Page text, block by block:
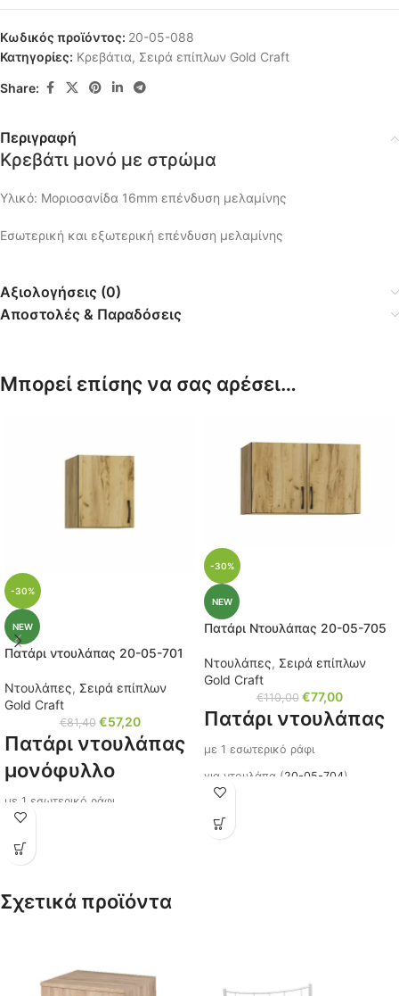
Κωδικός προϊόντος: 20-05-088
Κατηγορίες: Κρεβάτια, Σειρά επίπλων Gold Craft
Share:
Περιγραφή
Κρεβάτι μονό με στρώμα
Υλικό: Μοριοσανίδα 16mm επένδυση μελαμίνης
Εσωτερική και εξωτερική επένδυση μελαμίνης
Αξιολογήσεις (0)
Αποστολές & Παραδόσεις
Μπορεί επίσης να σας αρέσει…
-30%
NEW
Πατάρι ντουλάπας 20-05-701
Ντουλάπες, Σειρά επίπλων
Gold Craft
€81,40 €57,20
Πατάρι ντουλάπας
μονόφυλλο
με 1 εσωτερικό ράφι
Διαστάσεις: Μ/Υ/Π 40x50x52 εκ.
Κωδικός: 20-05-701
-30%
NEW
Πατάρι Ντουλάπας 20-05-705
Ντουλάπες, Σειρά επίπλων
Gold Craft
€110,00 €77,00
Πατάρι ντουλάπας
με 1 εσωτερικό ράφι
για ντουλάπα (20-05-704 )
Διαστάσεις: Μ/Υ/Π 80x50x52 εκ.
Χρώμα: Gold Craft
Σχετικά προϊόντα